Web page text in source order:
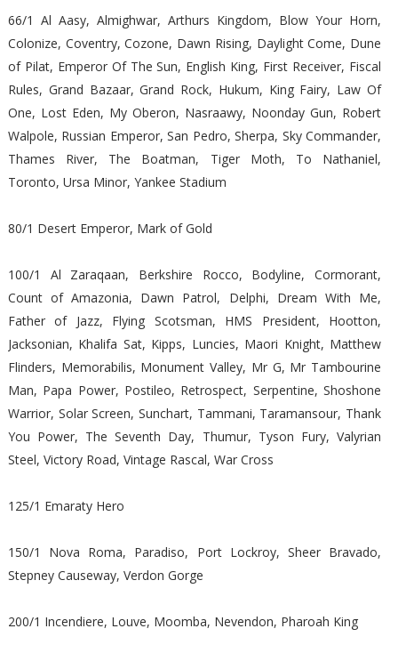
66/1 Al Aasy, Almighwar, Arthurs Kingdom, Blow Your Horn,
Colonize, Coventry, Cozone, Dawn Rising, Daylight Come, Dune
of Pilat, Emperor Of The Sun, English King, First Receiver, Fiscal
Rules, Grand Bazaar, Grand Rock, Hukum, King Fairy, Law Of
One, Lost Eden, My Oberon, Nasraawy, Noonday Gun, Robert
Walpole, Russian Emperor, San Pedro, Sherpa, Sky Commander,
Thames River, The Boatman, Tiger Moth, To Nathaniel,
Toronto, Ursa Minor, Yankee Stadium
80/1 Desert Emperor, Mark of Gold
100/1 Al Zaraqaan, Berkshire Rocco, Bodyline, Cormorant,
Count of Amazonia, Dawn Patrol, Delphi, Dream With Me,
Father of Jazz, Flying Scotsman, HMS President, Hootton,
Jacksonian, Khalifa Sat, Kipps, Luncies, Maori Knight, Matthew
Flinders, Memorabilis, Monument Valley, Mr G, Mr Tambourine
Man, Papa Power, Postileo, Retrospect, Serpentine, Shoshone
Warrior, Solar Screen, Sunchart, Tammani, Taramansour, Thank
You Power, The Seventh Day, Thumur, Tyson Fury, Valyrian
Steel, Victory Road, Vintage Rascal, War Cross
125/1 Emaraty Hero
150/1 Nova Roma, Paradiso, Port Lockroy, Sheer Bravado,
Stepney Causeway, Verdon Gorge
200/1 Incendiere, Louve, Moomba, Nevendon, Pharoah King